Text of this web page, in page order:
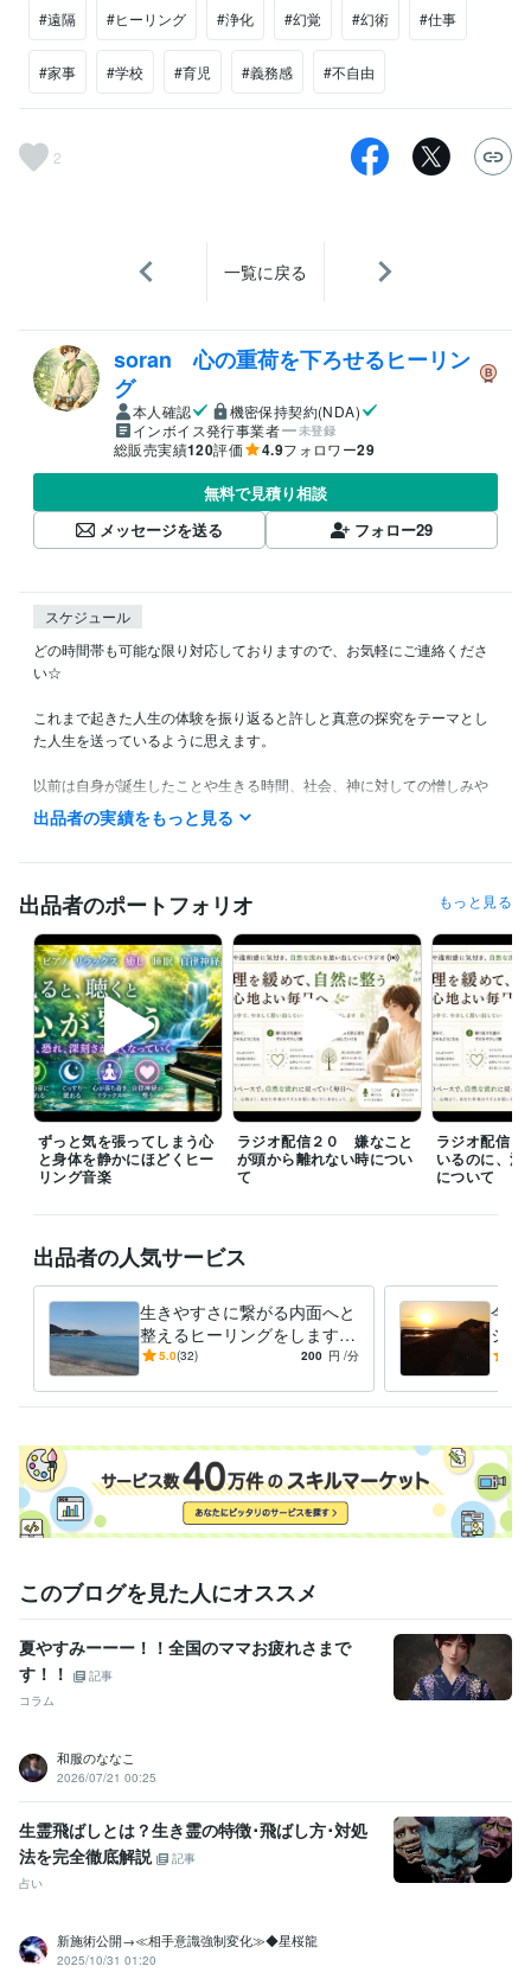
#遠隔 #ヒーリング #浄化 #幻覚 #幻術 #仕事
#家事 #学校 #育児 #義務感 #不自由
2
一覧に戻る
soran 心の重荷を下ろせるヒーリン
グ
本人確認
機密保持契約(NDA)
インボイス発行事業者
未登録
総販売実績120評価 4.9フォロワー29
無料で見積り相談
メッセージを送る
フォロー29
スケジュール
どの時間帯も可能な限り対応しておりますので、お気軽にご連絡くださ
い☆
これまで起きた人生の体験を振り返ると許しと真意の探究をテーマとし
た人生を送っているように思えます。
以前は自身が誕生したことや生きる時間、社会、神に対しての憎しみや
蟠りからの解放を求め続けて、現実を一新するために努力して行動して
いました。
をどうしても許すことができなくて、自殺を望んだり、自殺を試みた
り、殺されることを願ったり、死に至るような事件、災害に巻き込まれ
た命に対して羨ましいと思ったり、せめて別の存在に生まれ変わりたい
と思ったり。
そんな心境の中で長い間過ごしていた期間もありました。こんな苦しみ
の時間を過ごすために生まれてきたなんて絶対に許せないと感じていま
した。
ある時に気持ちが晴れる大きな癒しと許しを体感することになりました
が、そこから人生の体験、社会に対する憎しみや蟠りが解けていくよう
な許しと癒しに自然と関心が向かうようになりました。
対人恐怖症、鬱病、心の病、引きこもり、アダルトチルドレン、生き辛
さ、人間不信、友人無し、恋人無し、パートナシップへの苦手意識、自
リチュアル、エンカウンターグループなどの経験、話題は馴染み深いと
営業 / インサイドセールス・内勤営業 経験年数 : 2年
営業 / 営業支援・プリセールス 経験年数 : 2年
物流・購買 / ロジスティクス（物流）
ライフスタイル・その他 / カウンセラー・コーチ 経験年数 : 4年
受賞歴
ほらふきスピーチコンテスト 準優勝 講演会
レギュラーランク昇格
シルバーランク昇格 ゴールドランク昇格
資格・検定
普通自動車第一種運転免許 取得年 : 2008年
Excel:4年Google サイト:3年Google ドキュメント:3年
Word:4年
PowerDirector:2年
作詞 スピーチ
カウンセリング
心
音楽制作・ナレーション 作詞、作曲、DTM
作詞 作曲 音楽 DTM ピアノ 楽器 直感 霊感
セラピー
洞察力
出品者の実績をもっと見る
出品者のポートフォリオ もっと見る
ずっと気を張ってしまう心
と身体を静かにほどくヒー
リング音楽
ラジオ配信２０ 嫌なこと
が頭から離れない時につい
て
ラジオ配信
いるのに、満
について
出品者の人気サービス
生きやすさに繋がる内面へと
整えるヒーリングをします
生き辛さの原因となる内側の
す
5.0(32) 200 円 /分
今の
ジ、
今、
方へ
このブログを見た人にオススメ
夏やすみーーー！！全国のママお疲れさまで
す！！
記事
コラム
和服のななこ
2026/07/21 00:25
生霊飛ばしとは？生き霊の特徴･飛ばし方･対処
法を完全徹底解説
記事
占い
新施術公開→≪相手意識強制変化≫◆星桜龍
2025/10/31 01:20